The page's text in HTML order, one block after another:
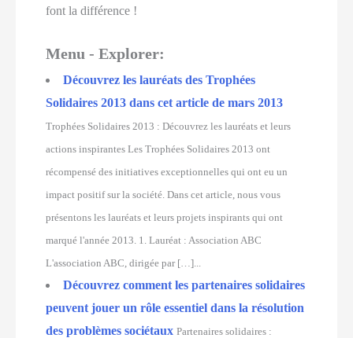
font la différence !
Menu - Explorer:
Découvrez les lauréats des Trophées
Solidaires 2013 dans cet article de mars 2013
Trophées Solidaires 2013 : Découvrez les lauréats et leurs
actions inspirantes Les Trophées Solidaires 2013 ont
récompensé des initiatives exceptionnelles qui ont eu un
impact positif sur la société. Dans cet article, nous vous
présentons les lauréats et leurs projets inspirants qui ont
marqué l'année 2013. 1. Lauréat : Association ABC
L'association ABC, dirigée par […]...
Découvrez comment les partenaires solidaires
peuvent jouer un rôle essentiel dans la résolution
des problèmes sociétaux Partenaires solidaires :